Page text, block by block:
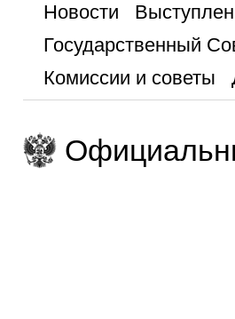
Новости
Государственный
Комиссии и советы